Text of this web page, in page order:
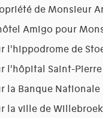
de Monsieur
Amigo pour
l'hippodrome de
l'hôpital Saint-Pierre
la Banque Nationale
la ville de Willebroek